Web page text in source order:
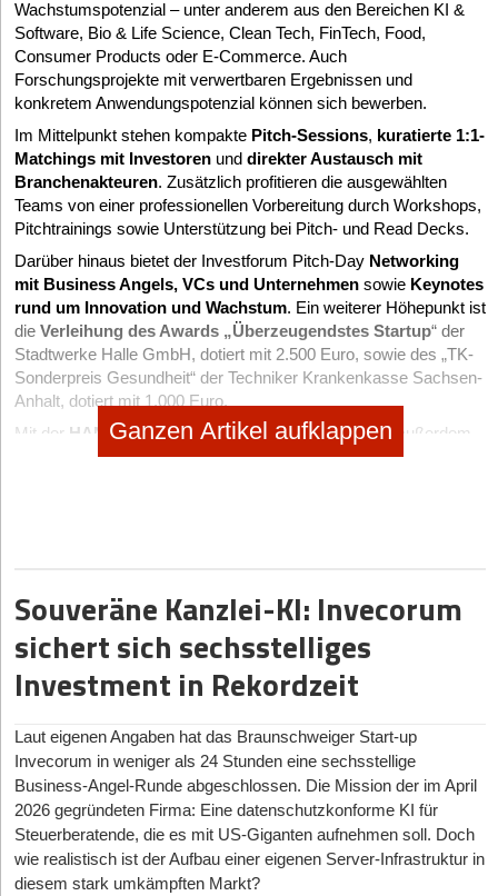
Wachstumspotenzial – unter anderem aus den Bereichen KI &
Software, Bio & Life Science, Clean Tech, FinTech, Food,
Consumer Products oder E-Commerce. Auch
Forschungsprojekte mit verwertbaren Ergebnissen und
konkretem Anwendungspotenzial können sich bewerben.
Im Mittelpunkt stehen kompakte Pitch-Sessions, kuratierte 1:1-
Matchings mit Investoren und direkter Austausch mit
Branchenakteuren. Zusätzlich profitieren die ausgewählten
Teams von einer professionellen Vorbereitung durch Workshops,
Pitchtrainings sowie Unterstützung bei Pitch- und Read Decks.
Darüber hinaus bietet der Investforum Pitch-Day Networking
mit Business Angels, VCs und Unternehmen sowie Keynotes
rund um Innovation und Wachstum. Ein weiterer Höhepunkt ist
die Verleihung des Awards „Überzeugendstes Startup“ der
Stadtwerke Halle GmbH, dotiert mit 2.500 Euro, sowie des „TK-
Sonderpreis Gesundheit“ der Techniker Krankenkasse Sachsen-
Anhalt, dotiert mit 1.000 Euro.
Mit der HANGAR Nighterwartet die Teilnehmenden außerdem
ein besonderes Abendformat mit Innovation Walks, Drinks, Live-
GmbH – Institut für Wissens- und Technologietransfer an der
Martin-Luther-Universität Halle-Wittenberg – und wird durch das
Ministerium für Wirtschaft, Tourismus, Landwirtschaft und
Forsten mit Mitteln des Europäischen Sozialfonds Plus und des
Hat Ihnen der Artikel gefallen?
Dann melden Sie sich kostenlos für unseren
exklusive Inhalte zu erhalten.
eintragen
Ganzen Artikel aufklappen
Souveräne Kanzlei-KI: Invecorum
sichert sich sechsstelliges
Investment in Rekordzeit
Laut eigenen Angaben hat das Braunschweiger Start-up
Invecorum in weniger als 24 Stunden eine sechsstellige
Business-Angel-Runde abgeschlossen. Die Mission der im April
2026 gegründeten Firma: Eine datenschutzkonforme KI für
Steuerberatende, die es mit US-Giganten aufnehmen soll. Doch
wie realistisch ist der Aufbau einer eigenen Server-Infrastruktur in
diesem stark umkämpften Markt?